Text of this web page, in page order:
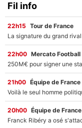
Fil info
22h15 Tour de France
22h00 Mercato Football
21h00 Équipe de France
20h00 Équipe de France